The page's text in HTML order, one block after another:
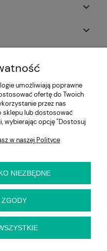
o wcześniejszy
umożliwiają poprawne
ofertę do Twoich
przez nas
sklepu lub dostosować
wybierając opcję "Dostosuj
w naszej Polityce
NIEZBĘDNE
ZGODY